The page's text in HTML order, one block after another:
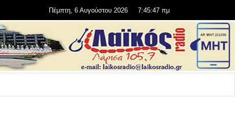
Πέμπτη, 6 Αυγούστου 2026 7:45:47 πμ